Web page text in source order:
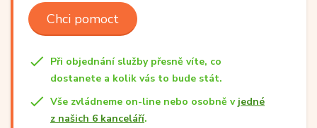
Chci pomoct
Při objednání služby přesně víte, co
dostanete a kolik vás to bude stát.
Vše zvládneme on-line nebo osobně v jedné
z našich 6 kanceláří.